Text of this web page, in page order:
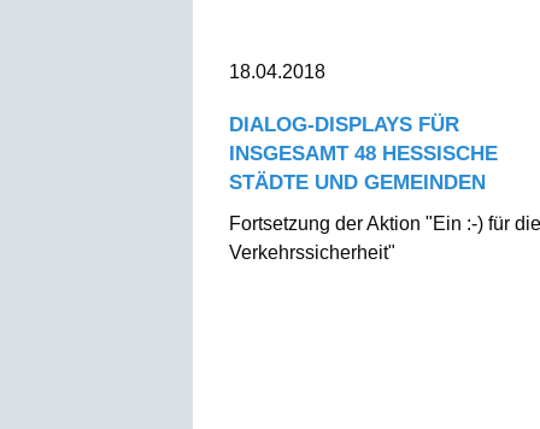
18.04.2018
DIALOG-DISPLAYS FÜR
INSGESAMT 48 HESSISCHE
STÄDTE UND GEMEINDEN
Fortsetzung der Aktion "Ein :-) für die
Verkehrssicherheit"